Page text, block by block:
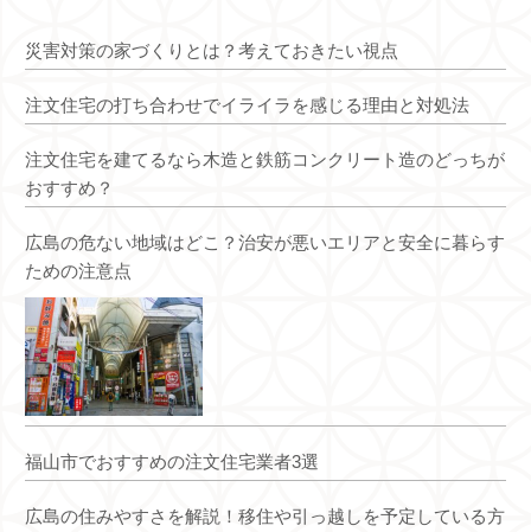
災害対策の家づくりとは？考えておきたい視点
注文住宅の打ち合わせでイライラを感じる理由と対処法
注文住宅を建てるなら木造と鉄筋コンクリート造のどっちが
おすすめ？
広島の危ない地域はどこ？治安が悪いエリアと安全に暮らす
ための注意点
福山市でおすすめの注文住宅業者3選
広島の住みやすさを解説！移住や引っ越しを予定している方